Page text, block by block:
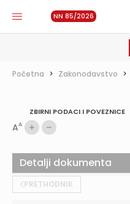
NN 85/2026
Početna > Zakonodavstvo >
ZBIRNI PODACI I POVEZNICE
AA
PRETHODNIK
Detalji dokumenta